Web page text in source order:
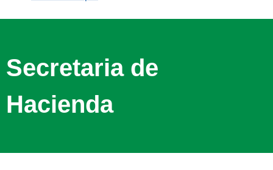
Secretaria de
Hacienda